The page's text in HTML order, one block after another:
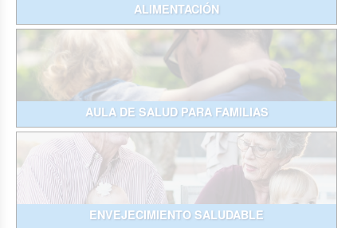
ALIMENTACIÓN
AULA DE SALUD PARA FAMILIAS
ENVEJECIMIENTO SALUDABLE